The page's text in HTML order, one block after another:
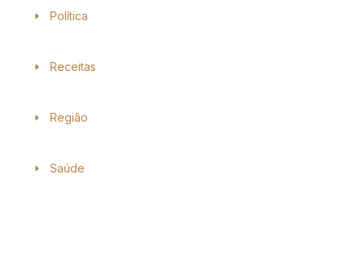
Política
Receitas
Região
Saúde